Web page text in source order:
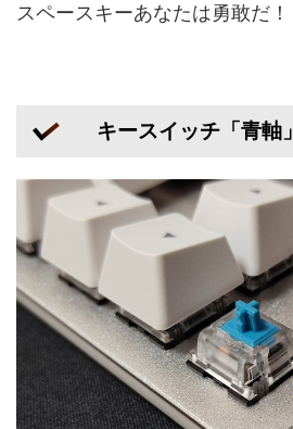
スペースキーあなたは勇敢だ！
キースイッチ「青軸」